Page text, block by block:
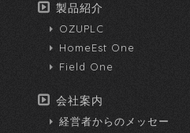
製品紹介
OZUPLC
HomeEst One
Field One
会社案内
経営者からのメッセー